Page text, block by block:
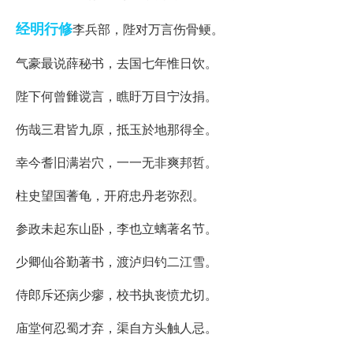
经明行修李兵部，陛对万言伤骨鲠。
气豪最说薛秘书，去国七年惟日饮。
陛下何曾雠谠言，瞧盱万目宁汝捐。
伤哉三君皆九原，抵玉於地那得全。
幸今耆旧满岩穴，一一无非爽邦哲。
柱史望国蓍龟，开府忠丹老弥烈。
参政未起东山卧，李也立螭著名节。
少卿仙谷勤著书，渡泸归钓二江雪。
侍郎斥还病少瘳，校书执丧愤尤切。
庙堂何忍蜀才弃，渠自方头触人忌。